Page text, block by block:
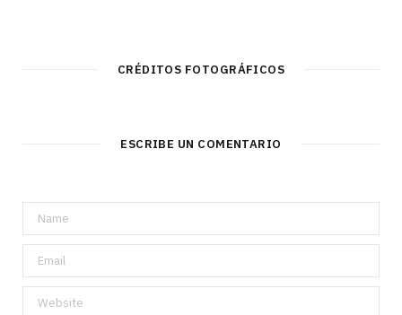
CRÉDITOS FOTOGRÁFICOS
ESCRIBE UN COMENTARIO